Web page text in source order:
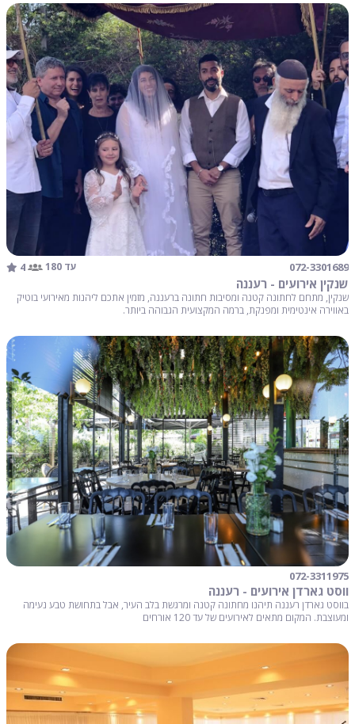
072-3301689 עד 180 4
שנקין אירועים - רעננה
שנקין, מתחם לחתונה קטנה ומסיבות חתונה ברעננה, מזמין אתכם ליהנות מאירועי בוטיק
באווירה אינטימית ומפנקת, ברמה המקצועית הגבוהה ביותר.
072-3311975
ווסט גארדן אירועים - רעננה
בווסט גארדן רעננה תיהנו מחתונה קטנה ומרגשת בלב העיר, אבל בתחושת טבע נעימה
ומעוצבת. המקום מתאים לאירועים של עד 120 אורחים